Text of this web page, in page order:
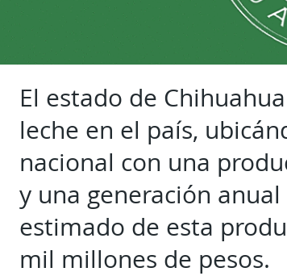
El estado de
leche en el país,
nacional con una
y una generación
estimado de esta
mil millones de pesos.